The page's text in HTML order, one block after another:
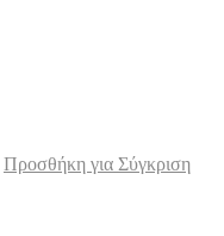
Προσθήκη για Σύγκριση